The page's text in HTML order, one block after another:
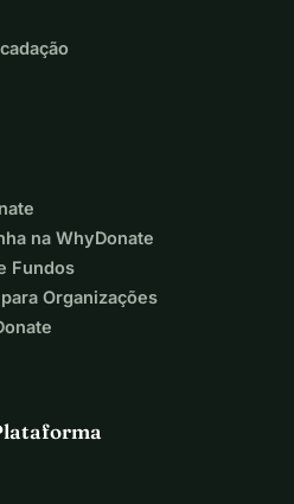
na WhyDonate
Fundos
Organizações